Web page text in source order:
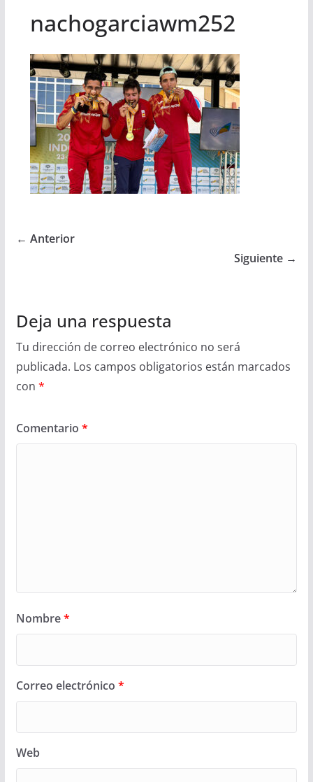
nachogarciawm252
← Anterior
Siguiente →
Deja una respuesta
Tu dirección de correo electrónico no será
publicada. Los campos obligatorios están marcados
con *
Comentario *
Nombre*
Correo electrónico *
Web